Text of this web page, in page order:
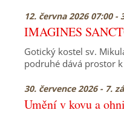
12. června 2026 07:00 -
IMAGINES
Gotický kostel sv.
podruhé dává prostor
30. července 2026 - 7.
Umění v kovu a ohni